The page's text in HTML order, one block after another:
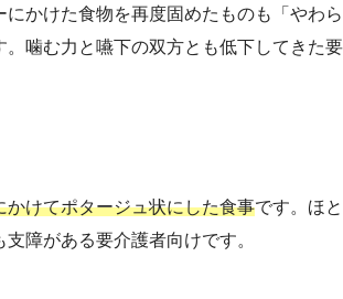
にかけた食物を再度固めたものも「やわら
。噛む力と嚥下の双方とも低下してきた要
かけてポタージュ状にした食事です。ほと
障がある要介護者向けです。